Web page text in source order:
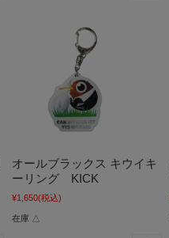
オールブラックス キウイキ
ーリング KICK
¥1,650(税込)
在庫 △